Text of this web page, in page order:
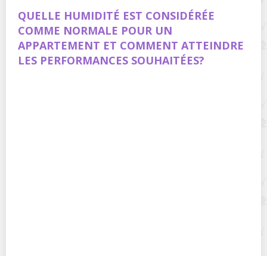
QUELLE HUMIDITÉ EST CONSIDÉRÉE
COMME NORMALE POUR UN
APPARTEMENT ET COMMENT ATTEINDRE
LES PERFORMANCES SOUHAITÉES?